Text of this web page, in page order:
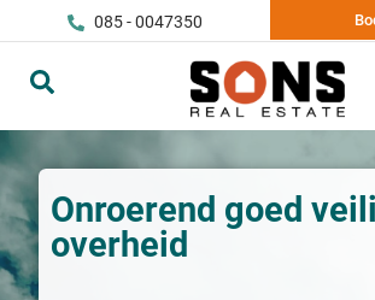
085 - 0047350
Onroerend goed
overheid